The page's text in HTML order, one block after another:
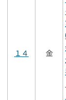
１４ 金